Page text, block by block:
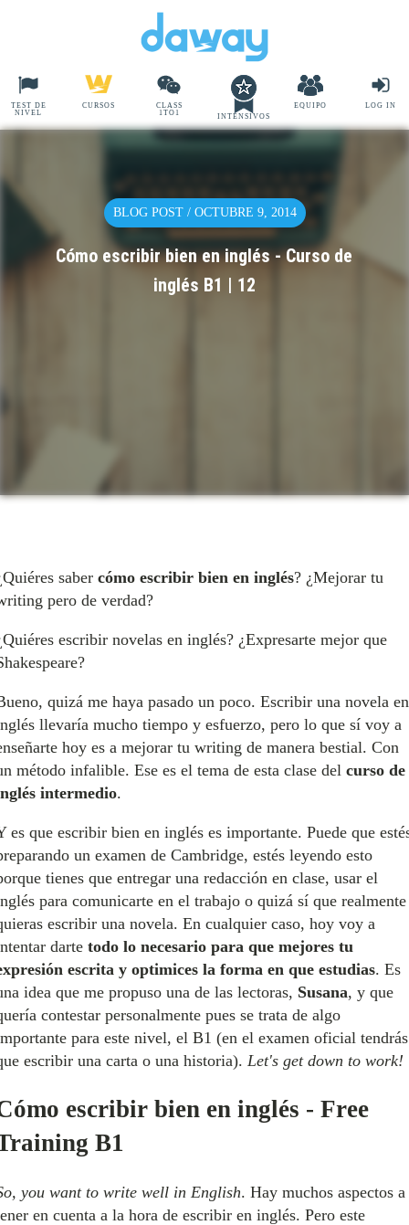
TEST DE
NIVEL
CURSOS
CLASS
1TO1
INTENSIVOS
EQUIPO LOG IN
BLOG POST / OCTUBRE 9, 2014
Cómo escribir bien en inglés - Curso de
inglés B1 | 12
saber cómo escribir bien en inglés? ¿Mejorar tu
pero de verdad?
escribir novelas en inglés? ¿Expresarte mejor que
quizá me haya pasado un poco. Escribir una novela en
llevaría mucho tiempo y esfuerzo, pero lo que sí voy a
hoy es a mejorar tu writing de manera bestial. Con
método infalible. Ese es el tema de esta clase del curso de
intermedio.
es que escribir bien en inglés es importante. Puede que
un examen de Cambridge, estés leyendo esto
tienes que entregar una redacción en clase, usar el
para comunicarte en el trabajo o quizá sí que realmente
escribir una novela. En cualquier caso, hoy voy a
darte todo lo necesario para que mejores tu
escrita y optimices la forma en que estudias. Es
idea que me propuso una de las lectoras, Susana, y que
contestar personalmente pues se trata de algo
para este nivel, el B1 (en el examen oficial tendrás
escribir una carta o una historia). Let's get down to work!
escribir bien en inglés - Free
B1
you want to write well in English. Hay muchos aspectos a
en cuenta a la hora de escribir en inglés. Pero este